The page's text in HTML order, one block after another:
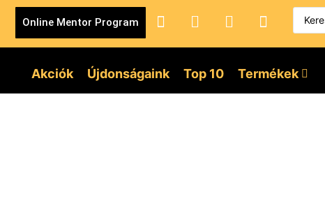
Online Mentor Program
Akciók Újdonságaink Top 10 Termékek